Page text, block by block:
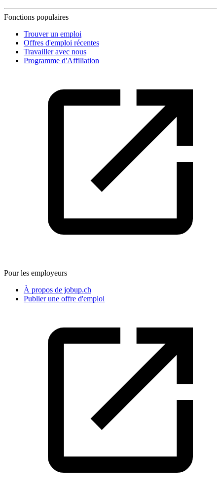
Fonctions populaires
Trouver un emploi
Offres d'emploi récentes
Travailler avec nous
Programme d'Affiliation
Pour les employeurs
À propos de jobup.ch
Publier une offre d'emploi